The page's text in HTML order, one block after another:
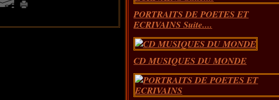
PORTRAITS DE POETES ET
ECRIVAINS Suite....
CD MUSIQUES DU MONDE